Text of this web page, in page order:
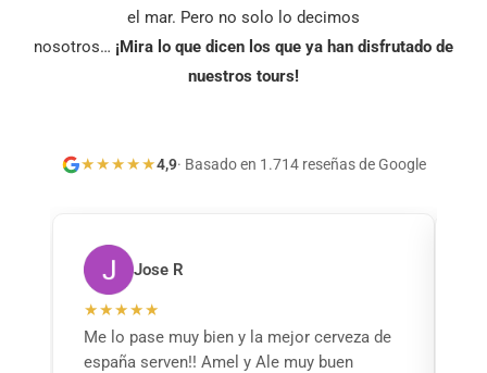
el mar. Pero no solo lo decimos
nosotros… ¡Mira lo que dicen los que ya han disfrutado de
nuestros tours!
★★★★★4,9· Basado en 1.714 reseñas de Google
Jose R
★★★★★
Me lo pase muy bien y la mejor cerveza de
españa serven!! Amel y Ale muy buen